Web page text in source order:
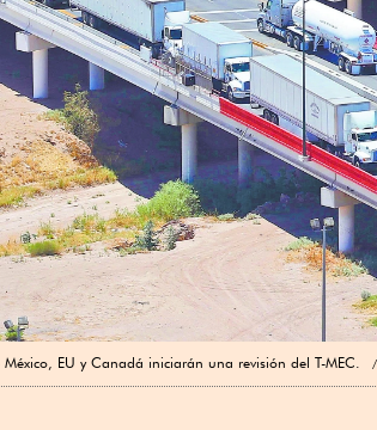
México, EU y Canadá iniciarán una revisión del T-MEC.